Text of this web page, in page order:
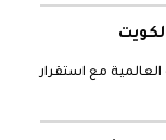
مع استقرار